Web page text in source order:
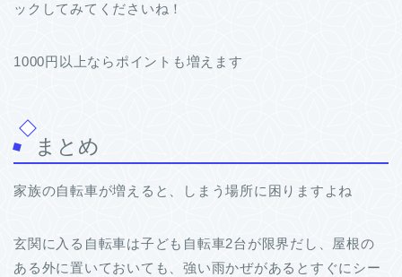
ックしてみてくださいね！
1000円以上ならポイントも増えます
まとめ
家族の自転車が増えると、しまう場所に困りますよね
玄関に入る自転車は子ども自転車2台が限界だし、屋根の
ある外に置いておいても、強い雨かぜがあるとすぐにシー